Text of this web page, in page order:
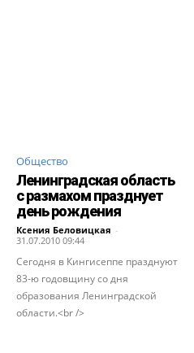
Общество
Ленинградская область
с размахом празднует
день рождения
Ксения Беловицкая -
31.07.2010 09:44
Сегодня в Кингисеппе празднуют
83-ю годовщину со дня
образования Ленинградской
области.<br />